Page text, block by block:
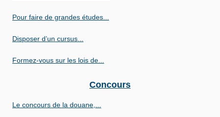
Pour faire de grandes études...
Disposer d’un cursus...
Formez-vous sur les lois de...
Concours
Le concours de la douane,...